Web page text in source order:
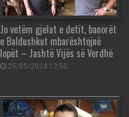
Jo vetëm gjelat e detit, banorët
e Baldushkut mbarështojnë
lopët – Jashtë Vijës së Verdhë
25/05/2024 13:50